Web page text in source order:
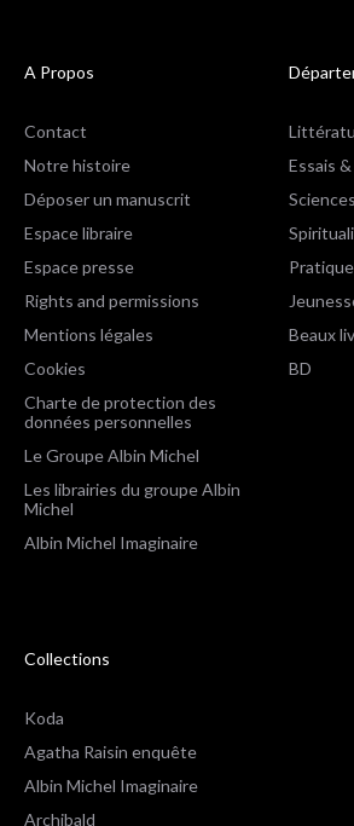
A Propos
Contact
Notre histoire
Déposer un manuscrit
Espace libraire
Espace presse
Rights and permissions
Mentions légales
Cookies
Charte de protection des
données personnelles
Le Groupe Albin Michel
Les librairies du groupe Albin
Michel
Albin Michel Imaginaire
Essais
Pratique
Beaux
BD
Collections
Koda
Agatha Raisin enquête
Albin Michel Imaginaire
Archibald